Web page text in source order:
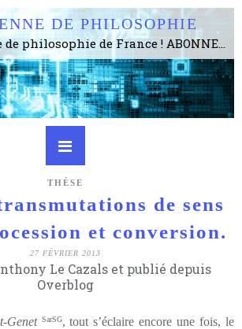
DE PHILOSOPHIE
Le plus gros site de philosophie de France ! ABONNEZ-VOUS ! 4115 Articles, 1634 abonné·e·s, depuis 2006 . . . . . . . . 2 852 214 pages vues jusqu'à présent. Prestance et être apte à un plus grand nombre de choses.
THÈSE
de sens
et conversion.
27 FÉVRIER 2013
Le Cazals et publié depuis
Overblog
Genet SarSG, tout s’éclaire encore une fois, le